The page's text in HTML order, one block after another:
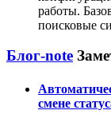
работы.
поисковые
Блог-note
смене